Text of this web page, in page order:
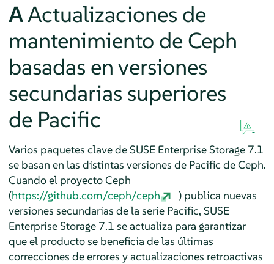
AActualizaciones de
mantenimiento de Ceph
basadas en versiones
secundarias superiores
de Pacific
Varios paquetes clave de SUSE Enterprise Storage 7.1
se basan en las distintas versiones de Pacific de Ceph.
Cuando el proyecto Ceph
(https://github.com/ceph/ceph
) publica nuevas
versiones secundarias de la serie Pacific, SUSE
Enterprise Storage 7.1 se actualiza para garantizar
que el producto se beneficia de las últimas
correcciones de errores y actualizaciones retroactivas